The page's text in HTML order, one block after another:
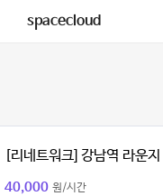
spacecloud
[리네트워크] 강남역 라운지
40,000 원/시간